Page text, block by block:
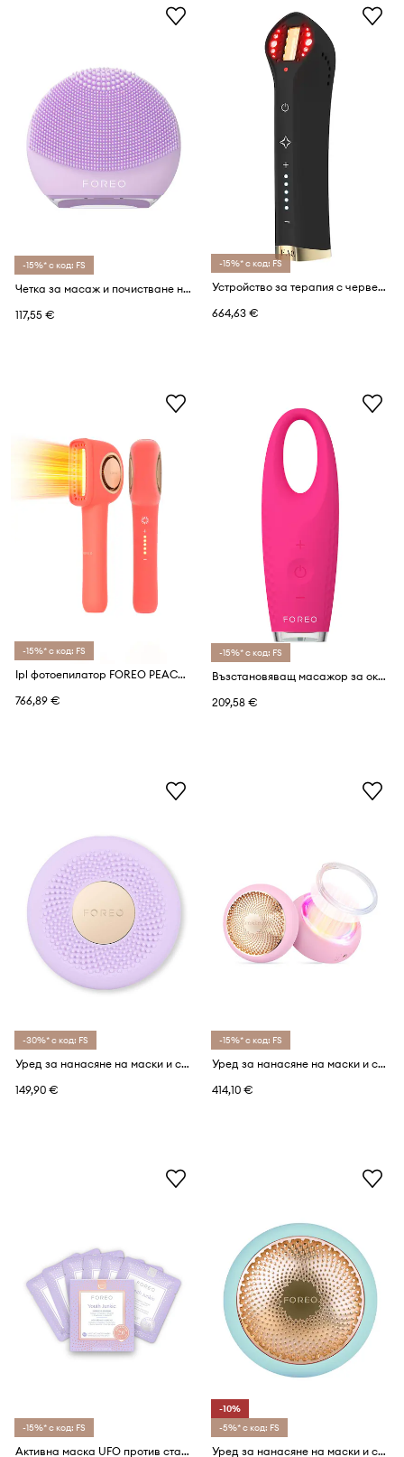
-15%* с код: FS
Четка за масаж и почистване на лице FOREO LUNA™ 4 Go
117,55 €
-15%* с код: FS
Устройство за терапия с червена светлина в nir диапазона FOREO FAQ 502
664,63 €
-15%* с код: FS
Ipl фотоепилатор FOREO PEACH 2 Pro Max
766,89 €
-15%* с код: FS
Възстановяващ масажор за околоочния контур FOREO IRIS 2 Eye Massager Fuchsia
209,58 €
-30%* с код: FS
Уред за нанасяне на маски и светлинна терапия FOREO UFO™ 3 go
149,90 €
-15%* с код: FS
Уред за нанасяне на маски и светлинна терапия FOREO UFO™ 3
414,10 €
-15%* с код: FS
Активна маска UFO против стареене FOREO UFO Masks Youth Junkie 2.0 (6 броя)
-10%
-5%* с код: FS
Уред за нанасяне на маски и светлинна терапия FOREO UFO™ 2